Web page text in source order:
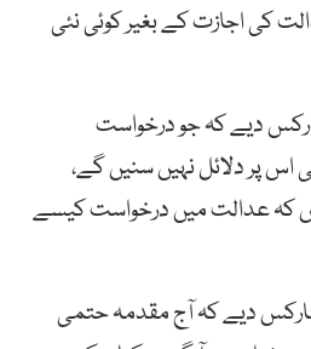
کی اجازت کے بغیر کوئی نئی
دیے کہ جو درخواست
اس پر دلائل نہیں سنیں گے،
کہ عدالت میں درخواست کیسے
دیے کہ آج مقدمہ حتمی